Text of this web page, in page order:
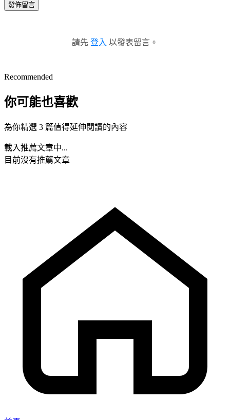
發佈留言
請先 登入 以發表留言。
Recommended
你可能也喜歡
為你精選 3 篇值得延伸閱讀的內容
載入推薦文章中...
目前沒有推薦文章